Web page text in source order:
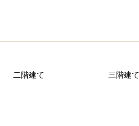
二階建て 三階建て